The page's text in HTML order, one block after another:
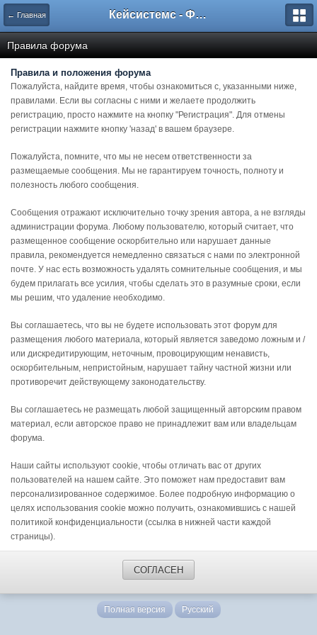
← Главная Кейсистемс - Форумы
Правила форума
Правила и положения форума
Пожалуйста, найдите время, чтобы ознакомиться с, указанными ниже,
правилами. Если вы согласны с ними и желаете продолжить
регистрацию, просто нажмите на кнопку "Регистрация". Для отмены
регистрации нажмите кнопку 'назад' в вашем браузере.
Пожалуйста, помните, что мы не несем ответственности за
размещаемые сообщения. Мы не гарантируем точность, полноту и
полезность любого сообщения.
Сообщения отражают исключительно точку зрения автора, а не взгляды
администрации форума. Любому пользователю, который считает, что
размещенное сообщение оскорбительно или нарушает данные
правила, рекомендуется немедленно связаться с нами по электронной
почте. У нас есть возможность удалять сомнительные сообщения, и мы
будем прилагать все усилия, чтобы сделать это в разумные сроки, если
мы решим, что удаление необходимо.
Вы соглашаетесь, что вы не будете использовать этот форум для
размещения любого материала, который является заведомо ложным и /
или дискредитирующим, неточным, провоцирующим ненависть,
оскорбительным, непристойным, нарушает тайну частной жизни или
противоречит действующему законодательству.
Вы соглашаетесь не размещать любой защищенный авторским правом
материал, если авторское право не принадлежит вам или владельцам
форума.
Наши сайты используют cookie, чтобы отличать вас от других
пользователей на нашем сайте. Это поможет нам предоставит вам
персонализированное содержимое. Более подробную информацию о
целях использования cookie можно получить, ознакомившись с нашей
политикой конфиденциальности (ссылка в нижней части каждой
страницы).
СОГЛАСЕН
Полная версия Русский